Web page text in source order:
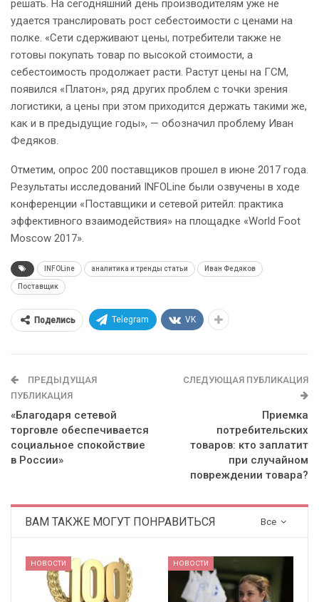
решать. На сегодняшний день производителям уже не
удается транслировать рост себестоимости с ценами на
полке. «Сети сдерживают цены, потребители также не
готовы покупать товар по высокой стоимости, а
себестоимость продолжает расти. Растут цены на ГСМ,
появился «Платон», ряд других проблем с точки зрения
логистики, а цены при этом приходится держать такими же,
как и в предыдущие годы», — обозначил проблему Иван
Федяков.
Отметим, опрос 200 поставщиков прошел в июне 2017 года.
Результаты исследований INFOLine были озвучены в ходе
конференции «Поставщики и сетевой ритейл: практика
эффективного взаимодействия» на площадке «World Foot
Moscow 2017».
INFOLine аналитика и тренды статьи Иван Федяков
Поставщик
Поделись Telegram VK
ПРЕДЫДУЩАЯ
ПУБЛИКАЦИЯ
«Благодаря сетевой
торговле обеспечивается
социальное спокойствие
в России»
СЛЕДУЮЩАЯ ПУБЛИКАЦИЯ
Приемка
потребительских
товаров: кто заплатит
при случайном
повреждении товара?
Все
ВАМ ТАКЖЕ МОГУТ ПОНРАВИТЬСЯ
НОВОСТИ НОВОСТИ